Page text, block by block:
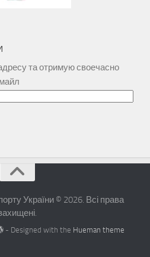
та отримую своечасно
України © 2026. Всі права
- Designed with the Hueman theme